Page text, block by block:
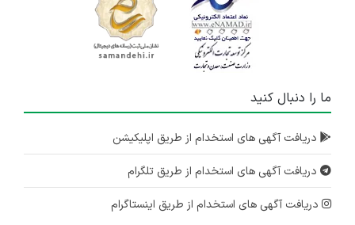
ما را دنبال کنید
دریافت آگهی های استخدام از طریق اپلیکیشن
دریافت آگهی های استخدام از طریق تلگرام
دریافت آگهی های استخدام از طریق اینستاگرام